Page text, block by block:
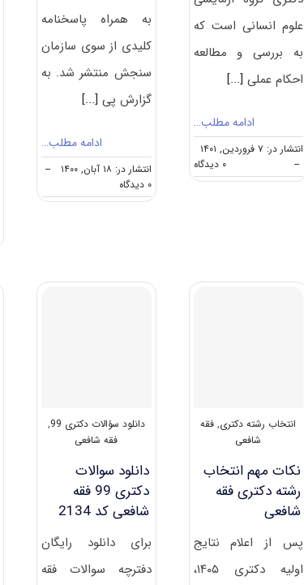
علوم انسانی است که
به بررسی و مطالعه
احکام عملی [...]
ادامه مطلب…
انتشار در: ۷ فروردین, ۱۴۰۱
--
۰ دیدگاه
گرایش
به همراه پاسخنامه
کلیدی از سوی سازمان
سنجش منتشر شد. به
گزارش پی [...]
ادامه مطلب…
انتشار در: ۱۸ آبان, ۱۴۰۰
--
۰ دیدگاه
دانلود
انتخاب رشته دکتری, فقه
شافعی
نکات مهم انتخاب
رشته دکتری فقه
شافعی
پس از اعلام نتایج
اولیه دکتری ۱۴۰۵،
دانلود سؤالات دکتری 99
,
فقه شافعی
دانلود سوالات
دکتری 99 فقه
شافعی کد 2134
برای دانلود رایگان
دفترچه سوالات فقه